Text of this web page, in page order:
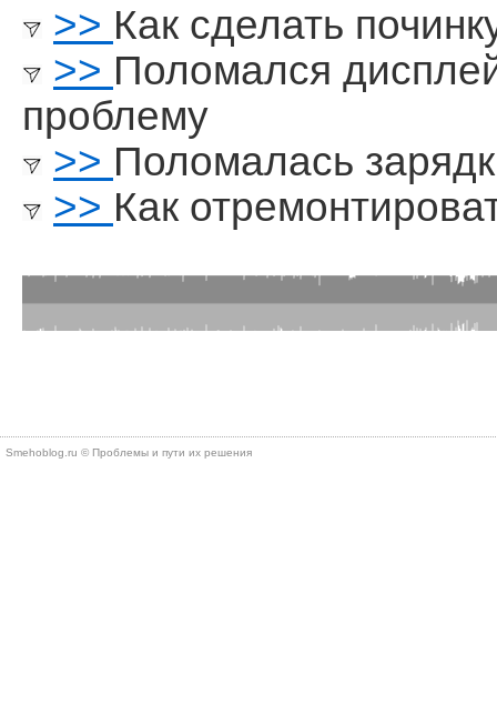
>> Как сделать
>> Поломался
проблему
>> Поломалась
>> Как
Smehoblog.ru © Проблемы и пути их решения